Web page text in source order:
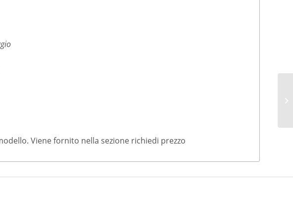
Viene fornito nella sezione richiedi prezzo